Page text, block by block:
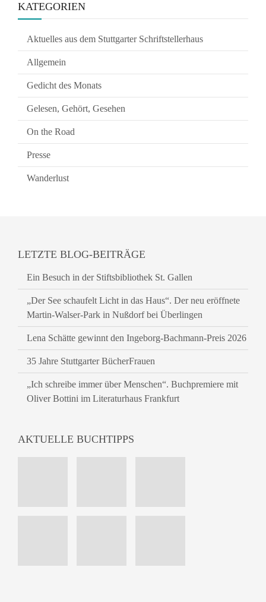
KATEGORIEN
Aktuelles aus dem Stuttgarter Schriftstellerhaus
Allgemein
Gedicht des Monats
Gelesen, Gehört, Gesehen
On the Road
Presse
Wanderlust
LETZTE BLOG-BEITRÄGE
Ein Besuch in der Stiftsbibliothek St. Gallen
„Der See schaufelt Licht in das Haus“. Der neu eröffnete
Martin-Walser-Park in Nußdorf bei Überlingen
Lena Schätte gewinnt den Ingeborg-Bachmann-Preis 2026
35 Jahre Stuttgarter BücherFrauen
„Ich schreibe immer über Menschen“. Buchpremiere mit
Oliver Bottini im Literaturhaus Frankfurt
AKTUELLE BUCHTIPPS